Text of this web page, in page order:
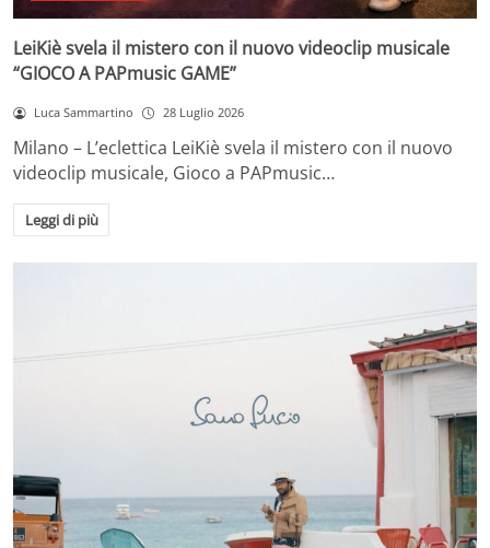
LeiKiè svela il mistero con il nuovo videoclip musicale
“GIOCO A PAPmusic GAME”
Luca Sammartino 28 Luglio 2026
Milano – L’eclettica LeiKiè svela il mistero con il nuovo
videoclip musicale, Gioco a PAPmusic…
Leggi di più